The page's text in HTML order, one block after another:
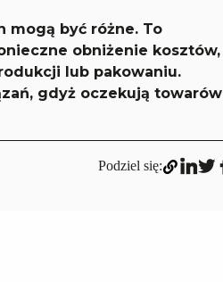
mogą być różne. To
obniżenie kosztów,
lub pakowaniu.
gdyż oczekują towarów
Podziel się: